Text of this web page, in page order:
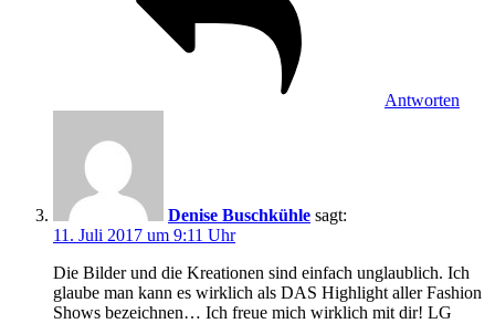
Antworten
Denise Buschkühle sagt:
11. Juli 2017 um 9:11 Uhr
Die Bilder und die Kreationen sind einfach unglaublich. Ich
glaube man kann es wirklich als DAS Highlight aller Fashion
Shows bezeichnen… Ich freue mich wirklich mit dir! LG